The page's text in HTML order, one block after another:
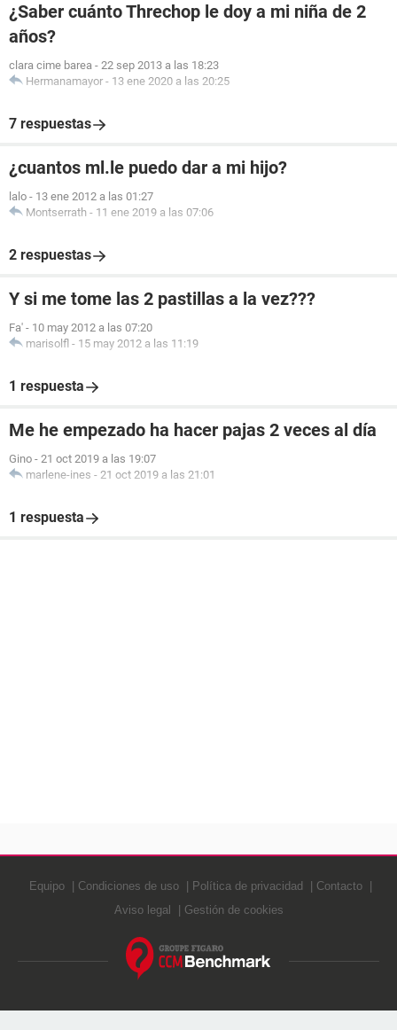
¿Saber cuánto Threchop le doy a mi niña de 2
años?
clara cime barea - 22 sep 2013 a las 18:23
Hermanamayor - 13 ene 2020 a las 20:25
7 respuestas
¿cuantos ml.le puedo dar a mi hijo?
lalo - 13 ene 2012 a las 01:27
Montserrath - 11 ene 2019 a las 07:06
2 respuestas
Y si me tome las 2 pastillas a la vez???
Fa' - 10 may 2012 a las 07:20
marisolfl - 15 may 2012 a las 11:19
1 respuesta
Me he empezado ha hacer pajas 2 veces al día
Gino - 21 oct 2019 a las 19:07
marlene-ines - 21 oct 2019 a las 21:01
1 respuesta
Equipo Condiciones de uso Política de privacidad
Contacto
Aviso legal
Gestión de cookies